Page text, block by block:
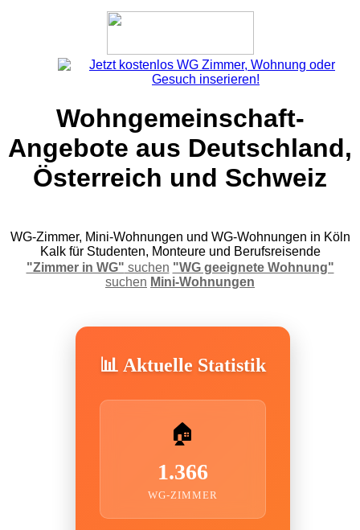
Wohngemeinschaft-
Angebote aus Deutschland,
Österreich und Schweiz
WG-Zimmer, Mini-Wohnungen und WG-Wohnungen in Köln
Kalk für Studenten, Monteure und Berufsreisende
"Zimmer in WG" suchen "WG geeignete Wohnung"
suchen Mini-Wohnungen
📊 Aktuelle Statistik
🏠
1.366
WG-ZIMMER